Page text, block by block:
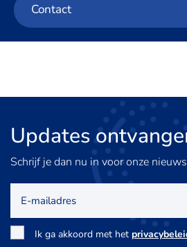
Contact
Updates
Schrijf je dan nu in voor onze
mailadres
Toestemming
Ik ga akkoord met het